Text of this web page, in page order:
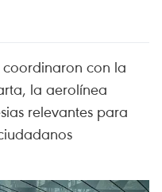
con la
la aerolínea
relevantes para